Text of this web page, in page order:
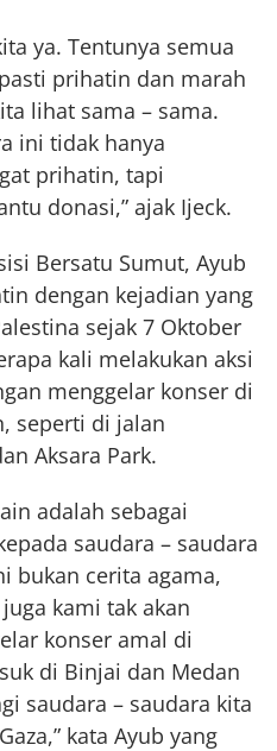
ya. Tentunya semua
prihatin dan marah
lihat sama – sama.
ini tidak hanya
prihatin, tapi
donasi,” ajak Ijeck.
Bersatu Sumut, Ayub
dengan kejadian yang
sejak 7 Oktober
kali melakukan aksi
menggelar konser di
seperti di jalan
Aksara Park.
adalah sebagai
saudara – saudara
bukan cerita agama,
kami tak akan
konser amal di
di Binjai dan Medan
saudara – saudara kita
kata Ayub yang